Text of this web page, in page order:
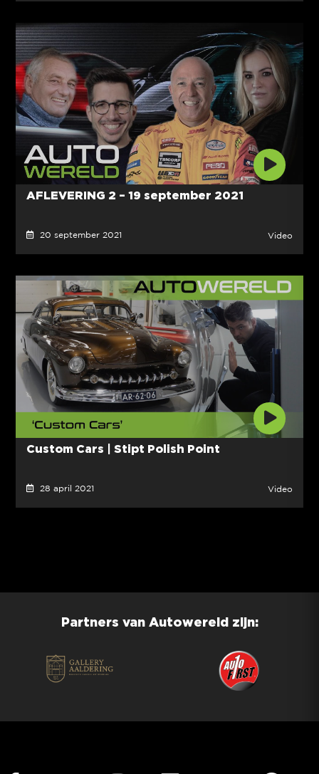
AFLEVERING 2 – 19 september 2021
20 september 2021 Video
Custom Cars | Stipt Polish Point
28 april 2021 Video
Partners van Autowereld zijn: